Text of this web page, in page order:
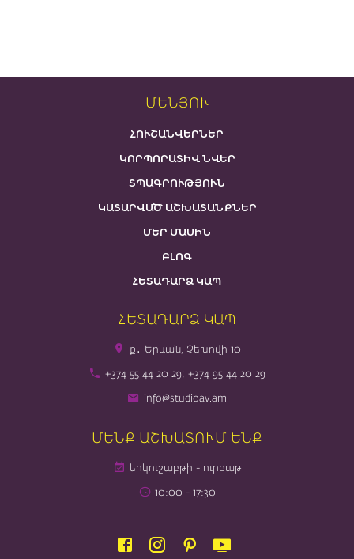
ՄԵՆՅՈՒ
ՀՈՒՇԱՆՎԵՐՆԵՐ
ԿՈՐՊՈՐԱՏԻՎ ՆՎԵՐ
ՏՊԱԳՐՈՒԹՅՈՒՆ
ԿԱՏԱՐՎԱԾ ԱՇԽԱՏԱՆՔՆԵՐ
ՄԵՐ ՄԱՍԻՆ
ԲԼՈԳ
ՀԵՏԱԴԱՐՁ ԿԱՊ
ՀԵՏԱԴԱՐՁ ԿԱՊ
ք․ Երևան, Չեխովի 10
+374 55 44 20 29; +374 95 44 20 29
info@studioav.am
ՄԵՆՔ ԱՇԽԱՏՈՒՄ ԵՆՔ
երկուշաբթի - ուրբաթ
10։00 - 17։30